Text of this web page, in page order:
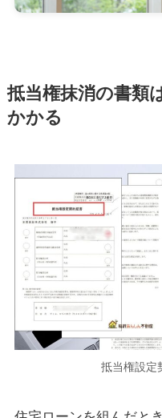
抵当権抹消の書類
かかる
抵当権設定